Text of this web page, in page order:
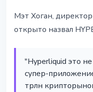
Мэт Хоган,
открыто назвал
"Hyperliquid это
супер-
трлн